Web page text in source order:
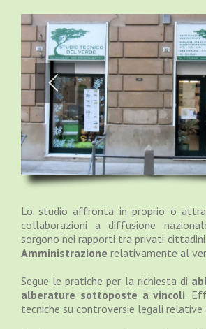
Lo studio affronta in proprio o
collaborazioni a diffusione
sorgono nei rapporti tra privati
Amministrazione relativamente al
Segue le pratiche per la richiesta di
alberature sottoposte a vincoli.
tecniche su controversie legali relative